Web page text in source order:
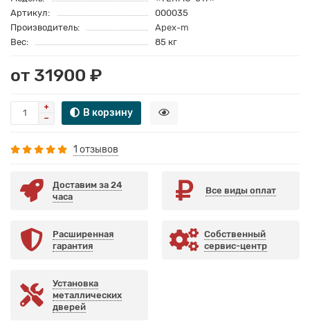
Артикул:
000035
Производитель:
Apex-m
Вес:
85 кг
от 31900 ₽
В корзину
1 отзывов
Доставим за 24
часа
Все виды оплат
Расширенная
гарантия
Собственный
сервис-центр
Установка
металлических
дверей